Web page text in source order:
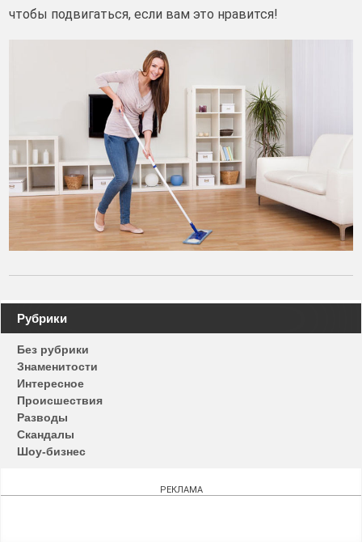
чтобы подвигаться, если вам это нравится!
Навигация
по
записям
Рубрики
Без рубрики
Знаменитости
Интересное
Происшествия
Разводы
Скандалы
Шоу-бизнес
РЕКЛАМА